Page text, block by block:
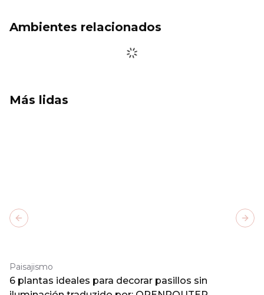
Ambientes relacionados
Más lidas
Paisajismo
6 plantas ideales para decorar pasillos sin
Previous slide